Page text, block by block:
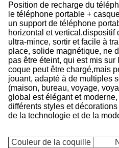
Position de recharge du
le téléphone portable +
un support de téléphone
horizontal et
ultra-mince, sortir et facile à
place, solide magnétique, ne
pas être éteint, qui est mis
coque peut être chargé,mais
jouant, adapté à de multiples
(maison, bureau, voyage,
global est élégant et
différents styles et
de la technologie et de la
Couleur de la coquille